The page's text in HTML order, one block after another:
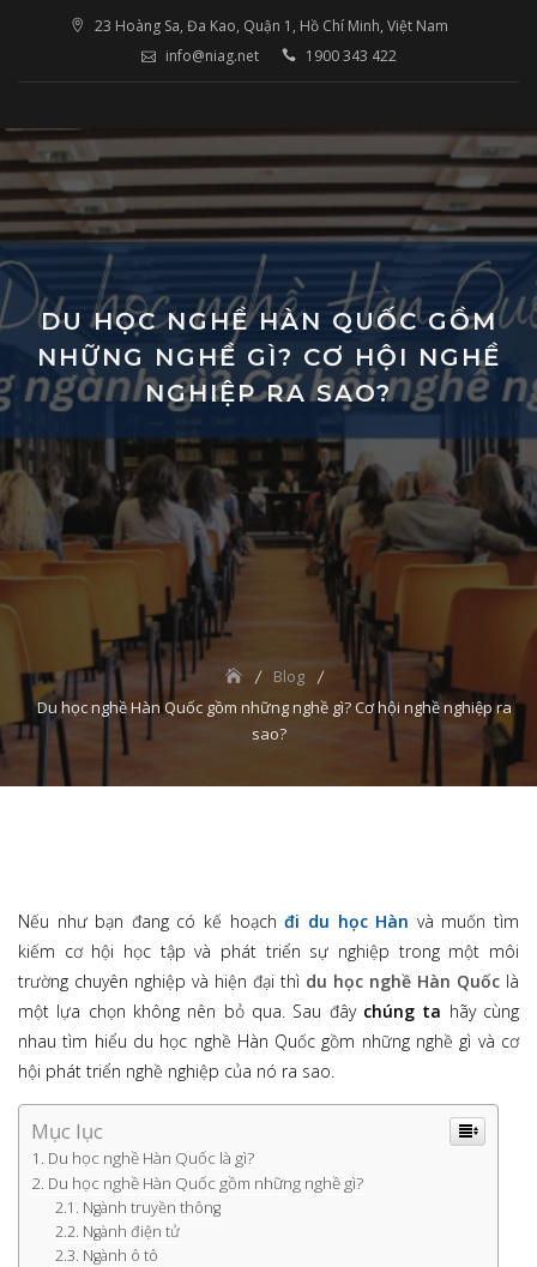
23 Hoàng Sa, Đa Kao, Quận 1, Hồ Chí Minh, Việt Nam
info@niag.net
1900 343 422
DU HỌC NGHỀ HÀN QUỐC GỒM
NHỮNG NGHỀ GÌ? CƠ HỘI NGHỀ
NGHIỆP RA SAO?
Blog
Du học nghề Hàn Quốc gồm những nghề gì? Cơ hội nghề nghiệp ra
sao?
Nếu như bạn đang có kế hoạchđi du học Hàn và muốn tìm
kiếm cơ hội học tập và phát triển sự nghiệp trong một môi
trường chuyên nghiệp và hiện đại thì du học nghề Hàn Quốc là
một lựa chọn không nên bỏ qua. Sau đây chúng ta hãy cùng
nhau tìm hiểu du học nghề Hàn Quốc gồm những nghề gì và cơ
hội phát triển nghề nghiệp của nó ra sao.
Mục lục
Du học nghề Hàn Quốc là gì?
Du học nghề Hàn Quốc gồm những nghề gì?
Ngành truyền thông
Ngành điện tử
Ngành ô tô